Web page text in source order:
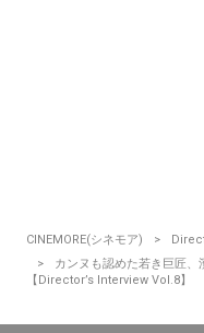
CINEMORE(シネモア)
カンヌも認めた若き巨匠、
【Director’s Interview Vol.8】